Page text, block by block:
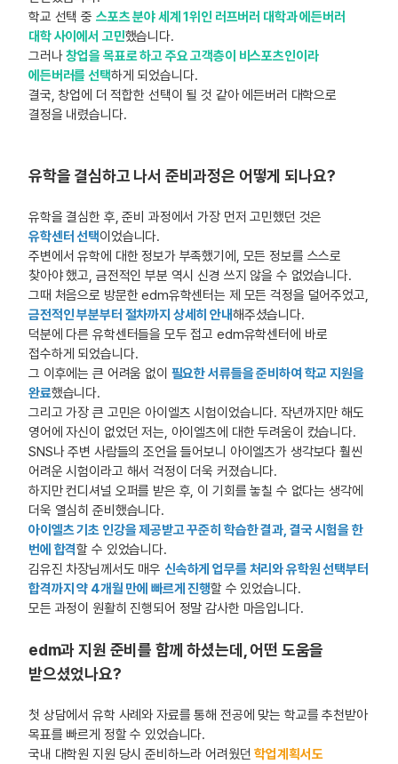
학교 선택 중 스포츠 분야 세계 1위인 러프버러 대학과 에든버러
대학 사이에서 고민했습니다.
그러나창업을 목표로 하고 주요 고객층이 비스포츠인이라
에든버러를 선택하게 되었습니다.
결국, 창업에 더 적합한 선택이 될 것 같아 에든버러 대학으로
결정을 내렸습니다.
유학을 결심하고 나서 준비과정은 어떻게 되나요?
유학을 결심한 후, 준비 과정에서 가장 먼저 고민했던 것은
유학센터 선택이었습니다.
주변에서 유학에 대한 정보가 부족했기에, 모든 정보를 스스로
찾아야 했고, 금전적인 부분 역시 신경 쓰지 않을 수 없었습니다.
그때 처음으로 방문한 edm유학센터는 제 모든 걱정을 덜어주었고,
금전적인 부분부터 절차까지 상세히 안내해주셨습니다.
덕분에 다른 유학센터들을 모두 접고 edm유학센터에 바로
접수하게 되었습니다.
그 이후에는 큰 어려움 없이 필요한 서류들을 준비하여 학교 지원을
완료했습니다.
그리고 가장 큰 고민은 아이엘츠 시험이었습니다. 작년까지만 해도
영어에 자신이 없었던 저는, 아이엘츠에 대한 두려움이 컸습니다.
SNS나 주변 사람들의 조언을 들어보니 아이엘츠가 생각보다 훨씬
어려운 시험이라고 해서 걱정이 더욱 커졌습니다.
하지만 컨디셔널 오퍼를 받은 후, 이 기회를 놓칠 수 없다는 생각에
더욱 열심히 준비했습니다.
아이엘츠 기초 인강을 제공받고 꾸준히 학습한 결과, 결국 시험을 한
번에 합격할 수 있었습니다.
김유진 차장님께서도 매우 신속하게 업무를 처리와 유학원 선택부터
합격까지 약 4개월 만에 빠르게 진행할 수 있었습니다.
모든 과정이 원활히 진행되어 정말 감사한 마음입니다.
edm과 지원 준비를 함께 하셨는데, 어떤 도움을
받으셨었나요?
첫 상담에서 유학 사례와 자료를 통해 전공에 맞는 학교를 추천받아
목표를 빠르게 정할 수 있었습니다.
국내 대학원 지원 당시 준비하느라 어려웠던학업계획서도